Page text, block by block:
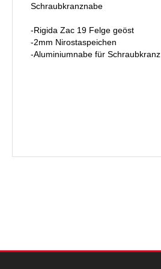
Schraubkranznabe
-Rigida Zac 19 Felge geöst
-2mm Nirostaspeichen
-Aluminiumnabe für Schraubkranz